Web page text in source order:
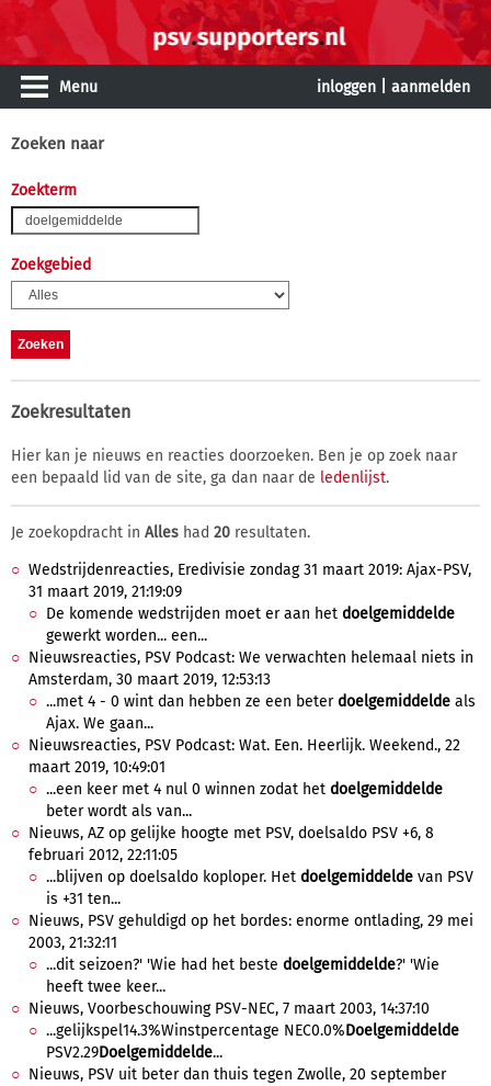
Menu inloggen aanmelden
Zoeken naar
Zoekterm
Zoekgebied
Zoekresultaten
Hier kan je nieuws en reacties doorzoeken. Ben je op zoek naar
een bepaald lid van de site, ga dan naar de ledenlijst.
Je zoekopdracht in Alles had 20 resultaten.
Wedstrijdenreacties, Eredivisie zondag 31 maart 2019: Ajax-PSV,
31 maart 2019, 21:19:09
De komende wedstrijden moet er aan het doelgemiddelde
gewerkt worden... een...
Nieuwsreacties, PSV Podcast: We verwachten helemaal niets in
Amsterdam, 30 maart 2019, 12:53:13
...met 4 - 0 wint dan hebben ze een beterdoelgemiddelde als
Ajax. We gaan...
Nieuwsreacties, PSV Podcast: Wat. Een. Heerlijk. Weekend., 22
maart 2019, 10:49:01
...een keer met 4 nul 0 winnen zodat het doelgemiddelde
beter wordt als van...
Nieuws, AZ op gelijke hoogte met PSV, doelsaldo PSV +6, 8
februari 2012, 22:11:05
...blijven op doelsaldo koploper. Het doelgemiddelde van PSV
is +31 ten...
Nieuws, PSV gehuldigd op het bordes: enorme ontlading, 29 mei
2003, 21:32:11
...dit seizoen?' 'Wie had het beste doelgemiddelde?' 'Wie
heeft twee keer...
Nieuws, Voorbeschouwing PSV-NEC, 7 maart 2003, 14:37:10
...gelijkspel14.3%Winstpercentage NEC0.0%Doelgemiddelde
PSV2.29Doelgemiddelde...
Nieuws, PSV uit beter dan thuis tegen Zwolle, 20 september